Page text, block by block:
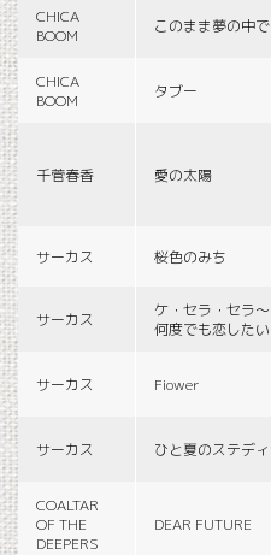
CHICA
BOOM
このまま夢の中で
CHICA
BOOM
タブー
千菅春香 愛の太陽
サーカス 桜色のみち
サーカス
ケ・セラ・セラ〜
何度でも恋したい
サーカス Fiower
サーカス ひと夏のステディ
COALTAR
OF THE
DEEPERS
DEAR FUTURE